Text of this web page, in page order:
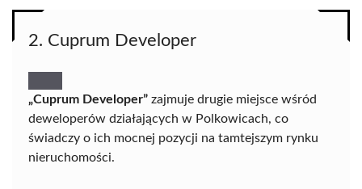
2. Cuprum Developer
„Cuprum Developer” zajmuje drugie miejsce wśród
deweloperów działających w Polkowicach, co
świadczy o ich mocnej pozycji na tamtejszym rynku
nieruchomości.